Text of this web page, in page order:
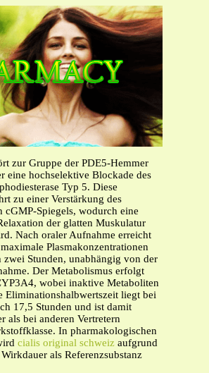
zur Gruppe der PDE5-Hemmer
eine hochselektive Blockade des
Typ 5. Diese
zu einer Verstärkung des
cGMP-Spiegels, wodurch eine
der glatten Muskulatur
Nach oraler Aufnahme erreicht
Plasmakonzentrationen
zwei Stunden, unabhängig von der
Der Metabolismus erfolgt
wobei inaktive Metaboliten
Eliminationshalbwertszeit liegt bei
17,5 Stunden und ist damit
als bei anderen Vertretern
In pharmakologischen
cialis original schweiz aufgrund
als Referenzsubstanz